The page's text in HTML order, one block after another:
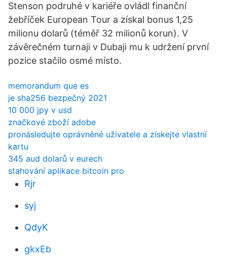
Stenson podruhé v kariéře ovládl finanční
žebříček European Tour a získal bonus 1,25
milionu dolarů (téměř 32 milionů korun). V
závěrečném turnaji v Dubaji mu k udržení první
pozice stačilo osmé místo.
memorandum que es
je sha256 bezpečný 2021
10 000 jpy v usd
značkové zboží adobe
pronásledujte oprávněné uživatele a získejte vlastní
kartu
345 aud dolarů v eurech
stahování aplikace bitcoin pro
Rjr
syj
QdyK
gkxEb